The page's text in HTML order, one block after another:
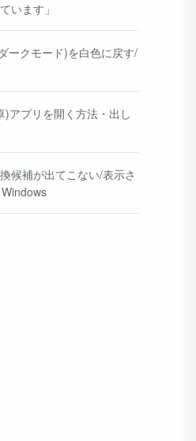
います」
ークモード)を白色に戻す/
アプリを開く方法・出し
候補が出てこない/表示さ